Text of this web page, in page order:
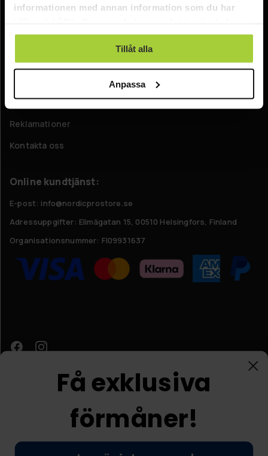
informationen med annan information som du har
använt deras tjänster.
Tillåt alla
Anpassa
Kundtjänst
FAQ - Vanliga frågor
Returer
Reklamationer
Kontakta oss
Online kundtjänst:
E-post: info@nordicprostore.se
Adressuppgifter: Elimägatan 15, 00510 Helsingfors, Finland
Organisationsnummer: FI09931637
Få exklusiva
förmåner!